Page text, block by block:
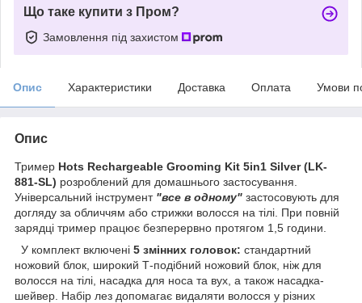
Що таке купити з Пром?
Замовлення під захистом
Опис Характеристики Доставка Оплата Умови
Опис
Тример Hots Rechargeable Grooming Kit 5in1 Silver (LK-
881-SL) розроблений для домашнього застосування.
Універсальний інструмент "все в одному" застосовують для
догляду за обличчям або стрижки волосся на тілі. При повній
зарядці тример працює безперервно протягом 1,5 години.
У комплект включені 5 змінних головок: стандартний
ножовий блок, широкий Т-подібний ножовий блок, ніж для
волосся на тілі, насадка для носа та вух, а також насадка-
шейвер. Набір лез допомагає видаляти волосся у різних